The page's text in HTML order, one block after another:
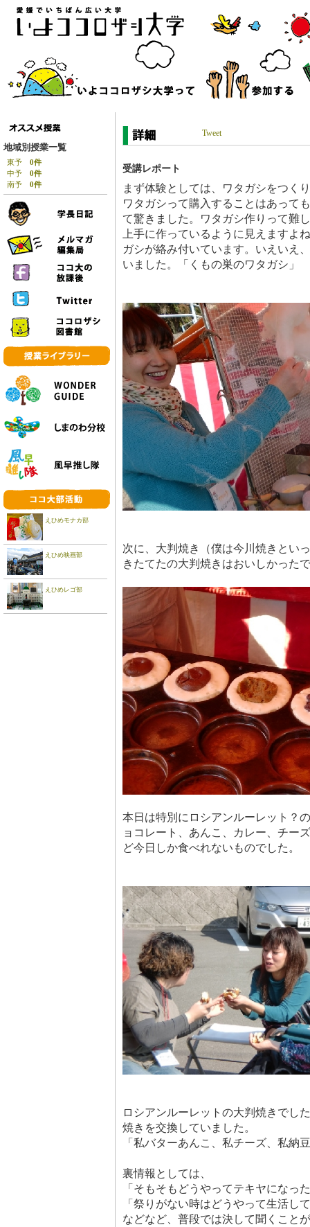
地域別授業一覧
東予 0件
中予 0件
南予 0件
えひめモナカ部
えひめ映画部
えひめレゴ部
Tweet
受講レポート
まず体験としては、ワタガシをつく
ワタガシって購入することはあって
て驚きました。ワタガシ作りって難
上手に作っているように見えますよ
ガシが絡み付いています。いえいえ
いました。「くもの巣のワタガシ」
次に、大判焼き（僕は今川焼きとい
きたてたの大判焼きはおいしかった
本日は特別にロシアンルーレット？
ョコレート、あんこ、カレー、チー
ど今日しか食べれないものでした。
ロシアンルーレットの大判焼きでし
焼きを交換していました。
「私バターあんこ、私チーズ、私納
裏情報としては、
「そもそもどうやってテキヤになっ
「祭りがない時はどうやって生活し
などなど、普段では決して聞くこと